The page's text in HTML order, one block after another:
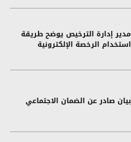
مدير إدارة الترخيص يوضح طريقة
استخدام الرخصة الإلكترونية
بيان صادر عن الضمان الاجتماعي